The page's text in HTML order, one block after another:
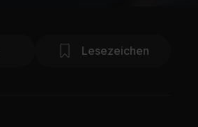
Lesezeichen